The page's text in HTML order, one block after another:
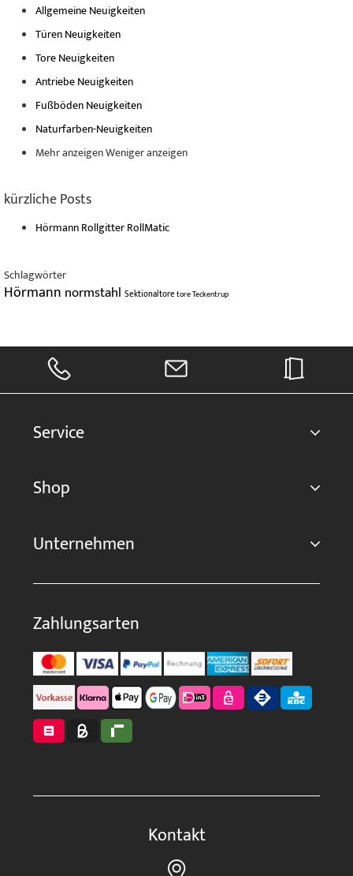
Allgemeine Neuigkeiten
Türen Neuigkeiten
Tore Neuigkeiten
Antriebe Neuigkeiten
Fußböden Neuigkeiten
Naturfarben-Neuigkeiten
Mehr anzeigenWeniger anzeigen
kürzliche Posts
Hörmann Rollgitter RollMatic
Schlagwörter
Hörmann normstahl SektionaltoretoreTeckentrup
Service
Shop
Unternehmen
Zahlungsarten
Kontakt